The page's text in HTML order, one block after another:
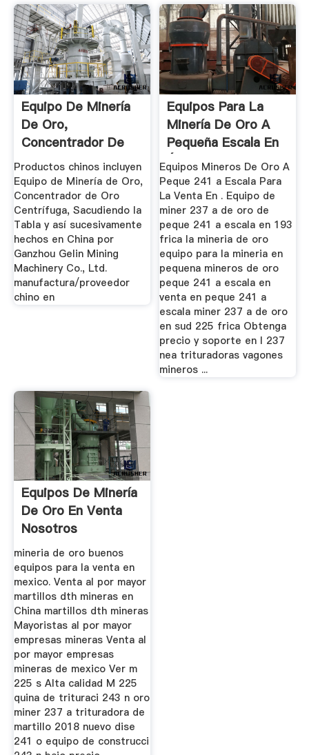
Equipo De Minería
De Oro,
Concentrador De
Oro Centrífuga ...
Productos chinos incluyen
Equipo de Minería de Oro,
Concentrador de Oro
Centrífuga, Sacudiendo la
Tabla y así sucesivamente
hechos en China por
Ganzhou Gelin Mining
Machinery Co., Ltd.
manufactura/proveedor
chino en
Equipos Para La
Minería De Oro A
Pequeña Escala En
África
Equipos Mineros De Oro A
Peque 241 a Escala Para
La Venta En . Equipo de
miner 237 a de oro de
peque 241 a escala en 193
frica la mineria de oro
equipo para la mineria en
pequena mineros de oro
peque 241 a escala en
venta en peque 241 a
escala miner 237 a de oro
en sud 225 frica Obtenga
precio y soporte en l 237
nea trituradoras vagones
mineros ...
Equipos De Minería
De Oro En Venta
Nosotros
mineria de oro buenos
equipos para la venta en
mexico. Venta al por mayor
martillos dth mineras en
China martillos dth mineras
Mayoristas al por mayor
empresas mineras Venta al
por mayor empresas
mineras de mexico Ver m
225 s Alta calidad M 225
quina de trituraci 243 n oro
miner 237 a trituradora de
martillo 2018 nuevo dise
241 o equipo de construcci